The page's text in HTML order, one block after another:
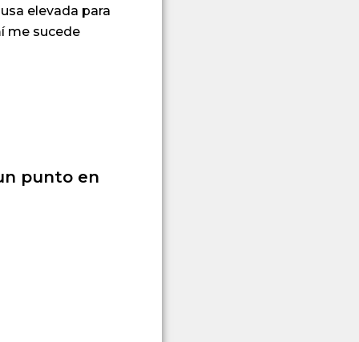
elevada para
me sucede
punto en